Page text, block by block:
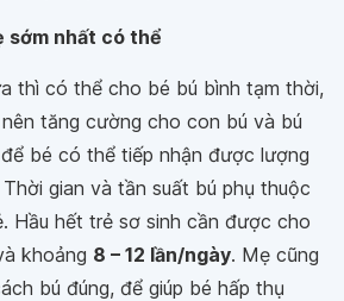
sớm nhất có thể
thì có thể cho bé bú bình tạm thời,
tăng cường cho con bú và bú
bé có thể tiếp nhận được lượng
gian và tần suất bú phụ thuộc
Hầu hết trẻ sơ sinh cần được cho
khoảng 8 – 12 lần/ngày. Mẹ cũng
bú đúng, để giúp bé hấp thụ